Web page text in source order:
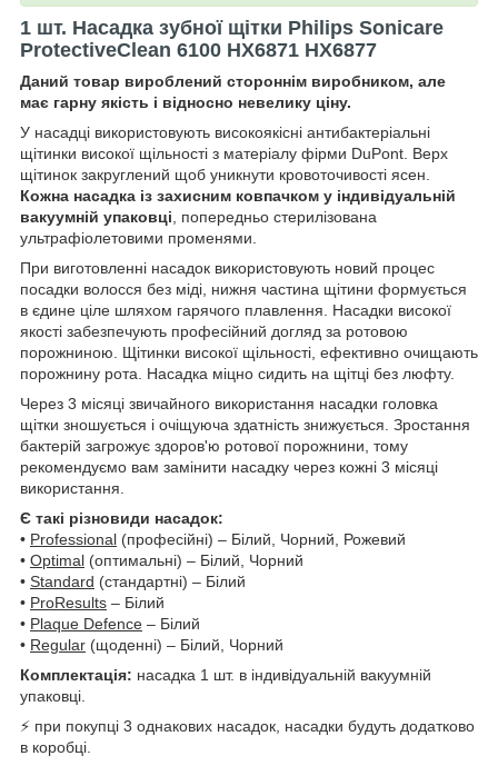
1 шт. Насадка зубної щітки Philips Sonicare
ProtectiveClean 6100 HX6871 HX6877
Даний товар вироблений стороннім виробником, але
має гарну якість і відносно невелику ціну.
У насадці використовують високоякісні антибактеріальні
щітинки високої щільності з матеріалу фірми DuPont. Верх
щітинок закруглений щоб уникнути кровоточивості ясен.
Кожна насадка із захисним ковпачком у індивідуальній
вакуумній упаковці , попередньо стерилізована
ультрафіолетовими променями.
При виготовленні насадок використовують новий процес
посадки волосся без міді, нижня частина щітини формується
в єдине ціле шляхом гарячого плавлення. Насадки високої
якості забезпечують професійний догляд за ротовою
порожниною. Щітинки високої щільності, ефективно очищають
порожнину рота. Насадка міцно сидить на щітці без люфту.
Через 3 місяці звичайного використання насадки головка
щітки зношується і очіщуюча здатність знижується. Зростання
бактерій загрожує здоров'ю ротової порожнини, тому
рекомендуємо вам замінити насадку через кожні 3 місяці
використання.
Є такі різновиди насадок:
• Professional (професійні) – Білий, Чорний, Рожевий
• Optimal (оптимальні) – Білий, Чорний
• Standard (стандартні) – Білий
• ProResults – Білий
• Plaque Defence – Білий
• Regular (щоденні) – Білий, Чорний
Комплектація: насадка 1 шт. в індивідуальній вакуумній
упаковці.
⚡ при покупці 3 однакових насадок, насадки будуть додатково
в коробці.